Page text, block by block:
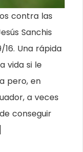
contra las
Sanchis
Una rápida
vida si le
pero, en
a veces
conseguir